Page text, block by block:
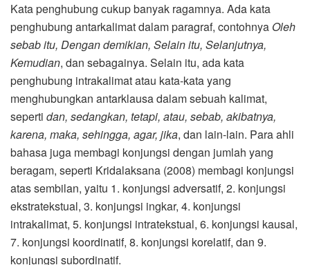
Kata penghubung cukup banyak ragamnya. Ada kata
penghubung antarkalimat dalam paragraf, contohnya Oleh
sebab itu, Dengan demikian, Selain itu, Selanjutnya,
Kemudian, dan sebagainya. Selain itu, ada kata
penghubung intrakalimat atau kata-kata yang
menghubungkan antarklausa dalam sebuah kalimat,
seperti dan, sedangkan, tetapi, atau, sebab, akibatnya,
karena, maka, sehingga, agar, jika, dan lain-lain. Para ahli
bahasa juga membagi konjungsi dengan jumlah yang
beragam, seperti Kridalaksana (2008) membagi konjungsi
atas sembilan, yaitu 1. konjungsi adversatif, 2. konjungsi
ekstratekstual, 3. konjungsi ingkar, 4. konjungsi
intrakalimat, 5. konjungsi intratekstual, 6. konjungsi kausal,
7. konjungsi koordinatif, 8. konjungsi korelatif, dan 9.
konjungsi subordinatif.